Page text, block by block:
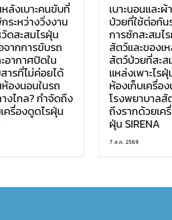
หลังเบาะคนขับที่
ระหว่างวิ่งงาน
ดสะสมไรฝุ่น
จากการขับรถ
อากาศปิดใน
ารที่ไม่ค่อยได้
ห้องนอนในรถ
งไกล? กำจัดถึง
ครื่องดูดไรฝุ่น
เบาะนอนและ
ป่วยที่ใช้ต่อกัน
การซักสะสมไ
สัตว์และของเ
สัตว์ป่วยที่สะส
แหล่งเพาะไร
ห้องเก็บเครื่อ
โรงพยาบาลสั
ถึงรากด้วยเค
ฝุ่น SIRENA
7 ส.ค. 2569